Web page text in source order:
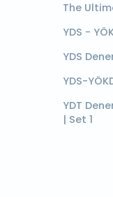
The
YDS -
YDS
YDS-
YDT
| Set 1